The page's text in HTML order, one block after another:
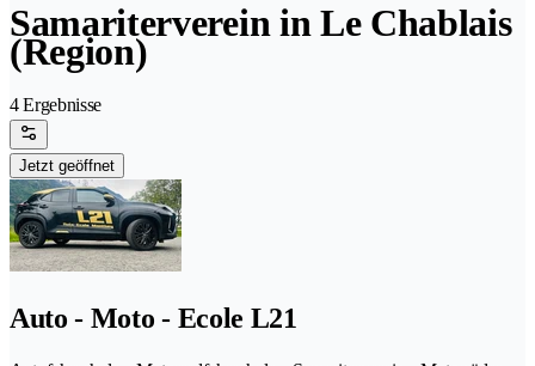
Samariterverein in Le Chablais
(Region)
4 Ergebnisse
Jetzt geöffnet
Auto - Moto - Ecole L21